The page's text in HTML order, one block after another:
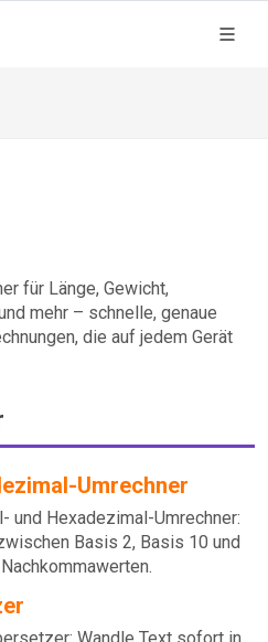
für Länge, Gewicht,
mehr – schnelle, genaue
die auf jedem Gerät
Umrechner
und Hexadezimal-Umrechner:
Basis 2, Basis 10 und